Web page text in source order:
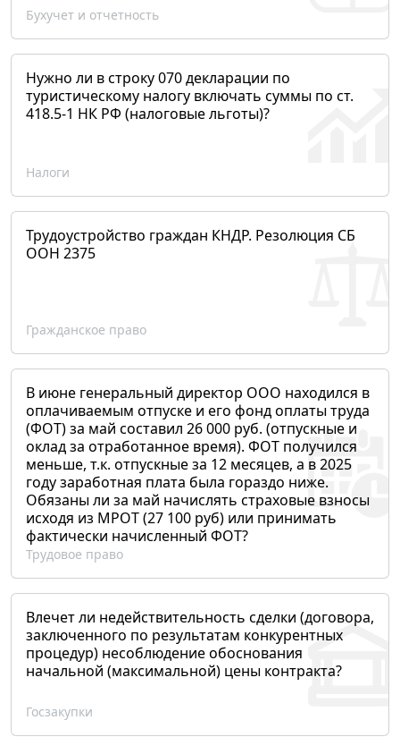
Бухучет и отчетность
Нужно ли в строку 070 декларации по
туристическому налогу включать суммы по ст.
418.5-1 НК РФ (налоговые льготы)?
Налоги
Трудоустройство граждан КНДР. Резолюция СБ
ООН 2375
Гражданское право
В июне генеральный директор ООО находился в
оплачиваемым отпуске и его фонд оплаты труда
(ФОТ) за май составил 26 000 руб. (отпускные и
оклад за отработанное время). ФОТ получился
меньше, т.к. отпускные за 12 месяцев, а в 2025
году заработная плата была гораздо ниже.
Обязаны ли за май начислять страховые взносы
исходя из МРОТ (27 100 руб) или принимать
фактически начисленный ФОТ?
Трудовое право
Влечет ли недействительность сделки (договора,
заключенного по результатам конкурентных
процедур) несоблюдение обоснования
начальной (максимальной) цены контракта?
Госзакупки